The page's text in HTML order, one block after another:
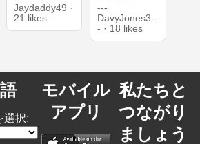
Jaydaddy49 ·
21 likes
---
DavyJones3--
- · 18 likes
選択:
モバイル
アプリ
私たちと
つながり
ましょう